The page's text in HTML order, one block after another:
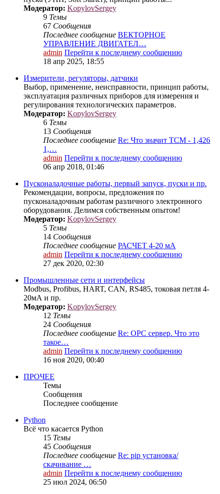
Модератор: KopylovSergey
9 Темы
67 Сообщения
Последнее сообщение ВЕКТОРНОЕ
УПРАВЛЕНИЕ ДВИГАТЕЛ…
admin Перейти к последнему сообщению
18 апр 2025, 18:55
Измерители, регуляторы, датчики
Выбор, применение, неисправности, принцип работы,
эксплуатация различных приборов для измерения и
регулирования технологических параметров.
Модератор: KopylovSergey
6 Темы
13 Сообщения
Последнее сообщение Re: Что значит ТСМ - 1,426
1,…
admin Перейти к последнему сообщению
06 апр 2018, 01:46
Пусконаладочные работы, первый запуск, пуски и пр.
Рекомендации, вопросы, предложения по
пусконаладочным работам различного электронного
оборудования. Делимся собственным опытом!
Модератор: KopylovSergey
5 Темы
14 Сообщения
Последнее сообщение РАСЧЕТ 4-20 мА
admin Перейти к последнему сообщению
27 дек 2020, 02:30
Промышленные сети и интерфейсы
Modbus, Profibus, HART, CAN, RS485, токовая петля 4-
20мА и пр.
Модератор: KopylovSergey
12 Темы
24 Сообщения
Последнее сообщение Re: OPC сервер. Что это
такое…
admin Перейти к последнему сообщению
16 ноя 2020, 00:40
ПРОЧЕЕ
Темы
Сообщения
Последнее сообщение
Python
Всё что касается Python
15 Темы
45 Сообщения
Последнее сообщение Re: pip установка/
скачивание …
admin Перейти к последнему сообщению
25 июл 2024, 06:50